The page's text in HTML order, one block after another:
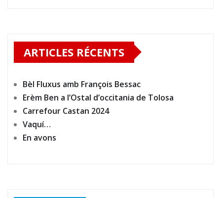
ARTICLES RÉCENTS
Bèl Fluxus amb François Bessac
Erèm Ben a l’Ostal d’occitania de Tolosa
Carrefour Castan 2024
Vaquí…
En avons